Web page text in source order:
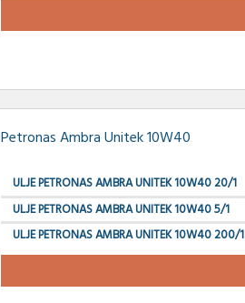
Petronas Ambra Unitek 10W40
ULJE PETRONAS AMBRA UNITEK 10W40 20/1
ULJE PETRONAS AMBRA UNITEK 10W40 5/1
ULJE PETRONAS AMBRA UNITEK 10W40 200/1